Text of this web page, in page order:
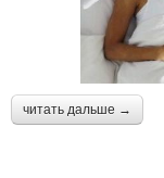
читать дальше →